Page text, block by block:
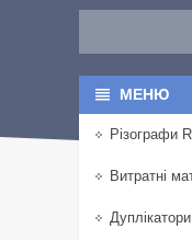
Різографи
Витратні
Дуплікатори